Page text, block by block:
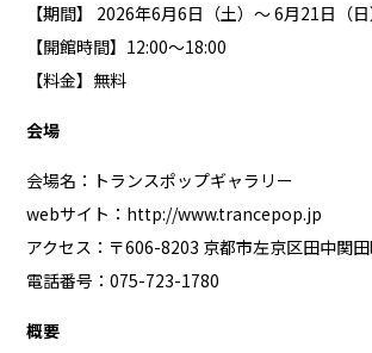
【期間】 2026年6月6日（土）～ 6月21日（日
【開館時間】12:00〜18:00
【料金】無料
会場
会場名：トランスポップギャラリー
webサイト： http://www.trancepop.jp
アクセス：〒606-8203 京都市左京区田中関
電話番号：075-723-1780
概要